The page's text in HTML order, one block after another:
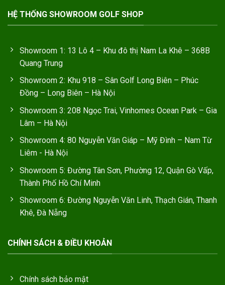
HỆ THỐNG SHOWROOM GOLF SHOP
Showroom 1: 13 Lô 4 – Khu đô thị Nam La Khê – 368B
Quang Trung
Showroom 2: Khu 918 – Sân Golf Long Biên – Phúc
Đồng – Long Biên – Hà Nội
Showroom 3: 208 Ngọc Trai, Vinhomes Ocean Park – Gia
Lâm – Hà Nội
Showroom 4: 80 Nguyễn Văn Giáp – Mỹ Đình – Nam Từ
Liêm - Hà Nội
Showroom 5: Đường Tân Sơn, Phường 12, Quận Gò Vấp,
Thành Phố Hồ Chí Minh
Showroom 6: Đường Nguyễn Văn Linh, Thạch Gián, Thanh
Khê, Đà Nẵng
CHÍNH SÁCH & ĐIỀU KHOẢN
Chính sách bảo mật